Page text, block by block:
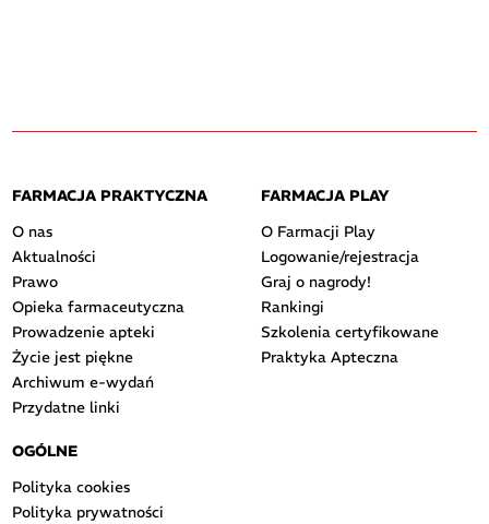
FARMACJA PRAKTYCZNA
O nas
Aktualności
Prawo
Opieka farmaceutyczna
Prowadzenie apteki
Życie jest piękne
Archiwum e-wydań
Przydatne linki
FARMACJA PLAY
O Farmacji Play
Logowanie/rejestracja
Graj o nagrody!
Rankingi
Szkolenia certyfikowane
Praktyka Apteczna
OGÓLNE
Polityka cookies
Polityka prywatności